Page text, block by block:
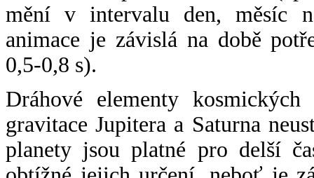
mění v intervalu den, měsíc
animace je závislá na době
0,5-0,8 s).
Dráhové elementy
gravitace Jupitera a Saturna
planety jsou platné pro delší